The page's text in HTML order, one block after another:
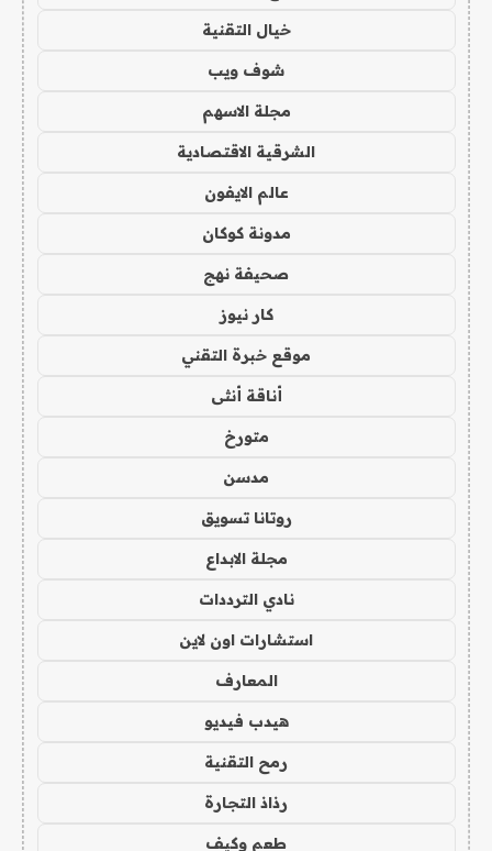
خيال التقنية
شوف ويب
مجلة الاسهم
الشرقية الاقتصادية
عالم الايفون
مدونة كوكان
صحيفة نهج
كار نيوز
موقع خبرة التقني
أناقة أنثى
متورخ
مدسن
روتانا تسويق
مجلة الابداع
نادي الترددات
استشارات اون لاين
المعارف
هيدب فيديو
رمح التقنية
رذاذ التجارة
طعم وكيف